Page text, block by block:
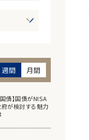
週間 月間
債】国債がNISA
が検討する魅力